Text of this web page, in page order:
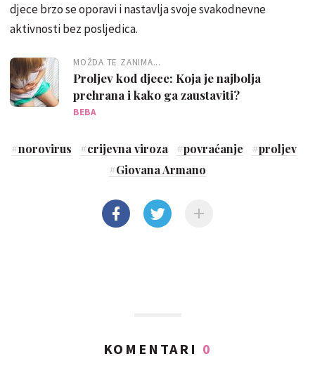
djece brzo se oporavi i nastavlja svoje svakodnevne
aktivnosti bez posljedica.
MOŽDA TE ZANIMA...
Proljev kod djece: Koja je najbolja
prehrana i kako ga zaustaviti?
BEBA
#norovirus #crijevna viroza #povraćanje #proljev
#Giovana Armano
KOMENTARI 0